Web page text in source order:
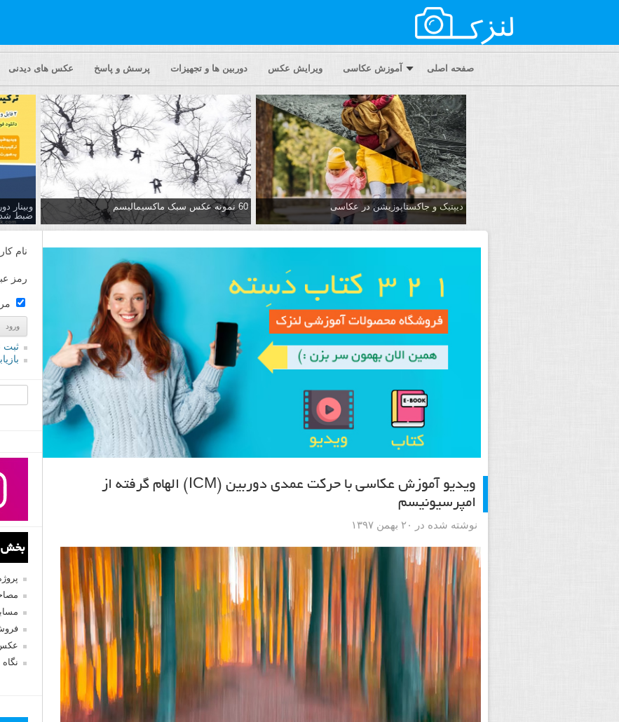
صفحه اصلی آموزش عکاسی ویرایش عکس دوربین ها و تجهیزات پرسش و پاسخ عکس های دیدنی
دیپتیک و جاکستا‌پوزیشن در عکاسی 60 نمونه عکس سبک ماکسیمالیسم
وبینار
ضبط
ویدیو آموزش عکاسی با حرکت عمدی دوربین (ICM) الهام گرفته از
امپرسیونیسم
نوشته شده در ۲۰ بهمن ۱۳۹۷
نام
رمز
ثبت
بخش